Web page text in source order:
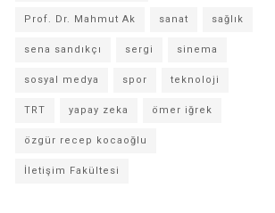
Prof. Dr. Mahmut Ak sanat sağlık
sena sandıkçı sergi sinema
sosyal medya spor teknoloji
TRT yapay zeka ömer iğrek
özgür recep kocaoğlu
İletişim Fakültesi